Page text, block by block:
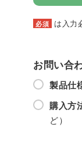
必須 は入力
お問い合
製品仕
購入方
ど）